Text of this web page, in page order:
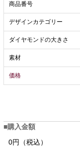
商品番号
デザインカテゴリー
ダイヤモンドの大きさ
素材
価格
購入金額
0円（税込）